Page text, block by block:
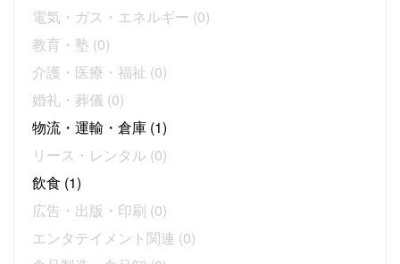
電気・ガス・エネルギー (0)
教育・塾 (0)
介護・医療・福祉 (0)
婚礼・葬儀 (0)
物流・運輸・倉庫 (1)
リース・レンタル (0)
飲食 (1)
広告・出版・印刷 (0)
エンタテイメント関連 (0)